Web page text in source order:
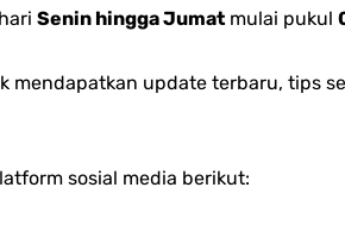
Senin hingga Jumat mulai pukul
update terbaru, tips
sosial media berikut: